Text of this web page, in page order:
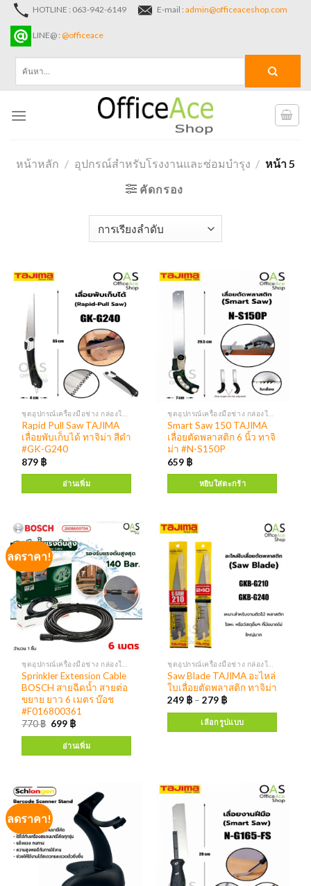
Skip
content
HOTLINE : 063-942-6149 E-mail : admin@officeaceshop.com
LINE@ : @officeace
หน้าหลัก / อุปกรณ์สำหรับโรงงานและซ่อมบำรุง / หน้า 5
คัดกรอง
ชุดอุปกรณ์เครื่องมือช่าง กล่องใส่เครื่องมือ
Rapid Pull Saw TAJIMA
เลื่อยพับเก็บได้ ทาจิม่า สีดำ
#GK-G240
879 ฿
อ่านเพิ่ม
Saw Blade TAJIMA อะไหล่
ใบเลื่อยตัดพลาสติก ทาจิม่า
249 ฿ –279 ฿
เลือกรูปแบบ
ลดราคา!
ชุดอุปกรณ์เครื่องมือช่าง กล่องใส่เครื่องมือ
Smart Saw 150 TAJIMA
เลื่อยตัดพลาสติก 6 นิ้ว ทาจิ
ม่า #N-S150P
659 ฿
หยิบใส่ตะกร้า
ลดราคา!
Sprinkler Extension Cable
BOSCH สายฉีดน้ำ สายต่อ
ขยาย ยาว 6 เมตร บ๊อช
#F016800361
770฿ 699 ฿
อ่านเพิ่ม